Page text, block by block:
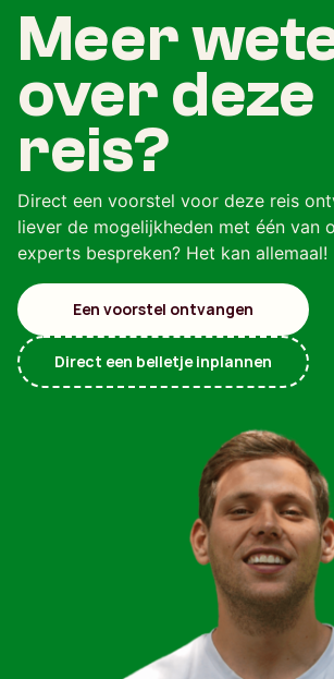
Meer
over deze
reis?
Direct een voorstel voor deze reis
liever de mogelijkheden met één van
experts bespreken? Het kan allemaal!
Een voorstel ontvangen
Direct een belletje inplannen